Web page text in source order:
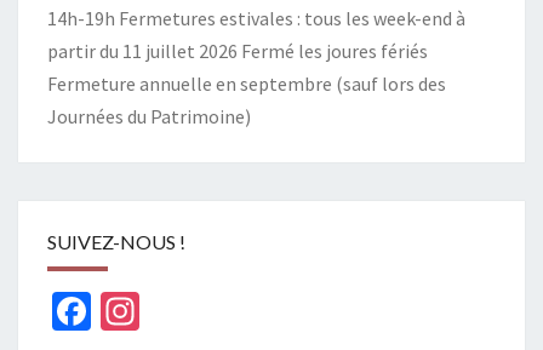
14h-19h Fermetures estivales : tous les week-end à
partir du 11 juillet 2026 Fermé les joures fériés
Fermeture annuelle en septembre (sauf lors des
Journées du Patrimoine)
SUIVEZ-NOUS !
Facebook